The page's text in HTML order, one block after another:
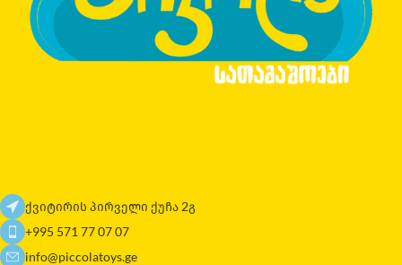
ქვიტირის პირველი ქუჩა 2გ
+995 571 77 07 07
info@piccolatoys.ge